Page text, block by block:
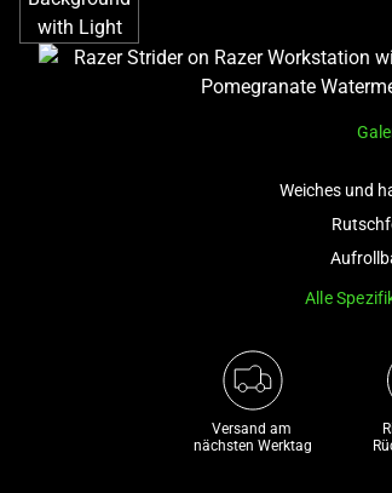
Weiches und
Alle
Versand am
nächsten Werktag